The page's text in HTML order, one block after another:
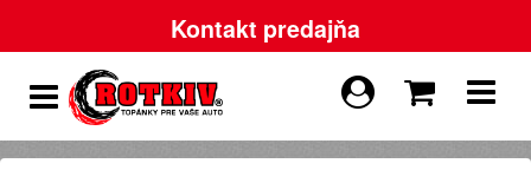
Kontakt predajňa